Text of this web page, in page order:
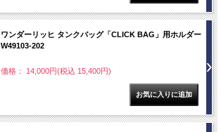
ワンダーリッヒ タンクバッグ「CLICK BAG」用ホルダー
W49103-202
価格： 14,000円(税込 15,400円)